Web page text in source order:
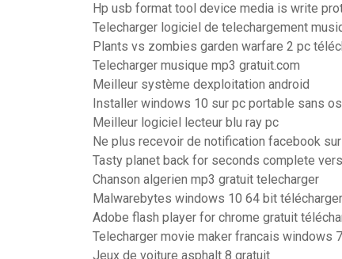
Hp usb format tool device media is write
Telecharger logiciel de telechargement
Plants vs zombies garden warfare 2 pc
Telecharger musique mp3 gratuit.com
Meilleur système dexploitation android
Installer windows 10 sur pc portable sans os
Meilleur logiciel lecteur blu ray pc
Ne plus recevoir de notification facebook
Tasty planet back for seconds complete
Chanson algerien mp3 gratuit telecharger
Malwarebytes windows 10 64 bit télécharger
Adobe flash player for chrome gratuit
Telecharger movie maker francais windows
Jeux de voiture asphalt 8 gratuit